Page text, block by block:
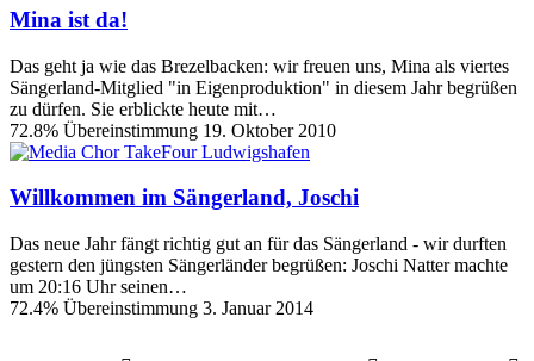
Mina ist da!
Das geht ja wie das Brezelbacken: wir freuen uns, Mina als viertes
Sängerland-Mitglied "in Eigenproduktion" in diesem Jahr begrüßen
zu dürfen. Sie erblickte heute mit…
72.8% Übereinstimmung 19. Oktober 2010
Willkommen im Sängerland, Joschi
Das neue Jahr fängt richtig gut an für das Sängerland - wir durften
gestern den jüngsten Sängerländer begrüßen: Joschi Natter machte
um 20:16 Uhr seinen…
72.4% Übereinstimmung 3. Januar 2014